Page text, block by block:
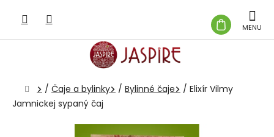
obsah
KOŠÍK
Domov
/ Čaje a bylinky / Bylinné čaje / Elixír Vilmy
Jamnickej sypaný čaj